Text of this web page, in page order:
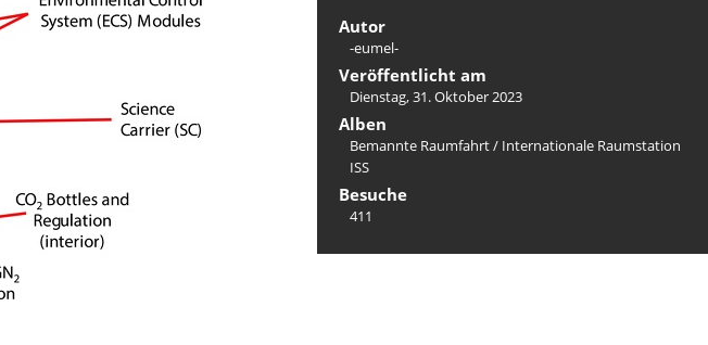
Autor
-eumel-
Veröffentlicht am
Dienstag, 31. Oktober 2023
Alben
Bemannte Raumfahrt/ Internation­ale Raumstation
ISS
Besuche
411